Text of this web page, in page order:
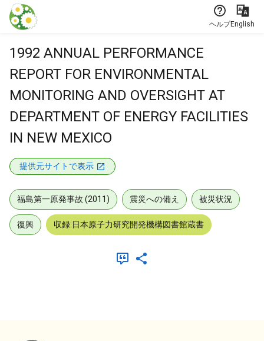
本文に飛ぶ
ヘルプEnglish
1992 ANNUAL PERFORMANCE
REPORT FOR ENVIRONMENTAL
MONITORING AND OVERSIGHT AT
DEPARTMENT OF ENERGY FACILITIES
IN NEW MEXICO
提供元サイトで表示
福島第一原発事故 (2011) 震災への備え 被災状況
復興 収録:日本原子力研究開発機構図書館蔵書